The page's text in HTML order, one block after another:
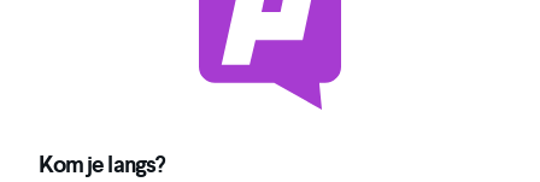
Kom je langs?